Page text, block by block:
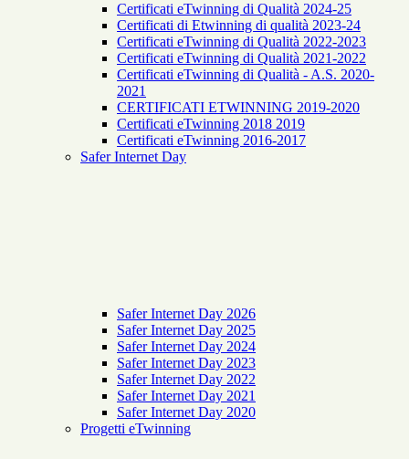
Certificati eTwinning di Qualità 2024-25
Certificati di Etwinning di qualità 2023-24
Certificati eTwinning di Qualità 2022-2023
Certificati eTwinning di Qualità 2021-2022
Certificati eTwinning di Qualità - A.S. 2020-
2021
CERTIFICATI ETWINNING 2019-2020
Certificati eTwinning 2018 2019
Certificati eTwinning 2016-2017
Safer Internet Day
Safer Internet Day 2026
Safer Internet Day 2025
Safer Internet Day 2024
Safer Internet Day 2023
Safer Internet Day 2022
Safer Internet Day 2021
Safer Internet Day 2020
Progetti eTwinning